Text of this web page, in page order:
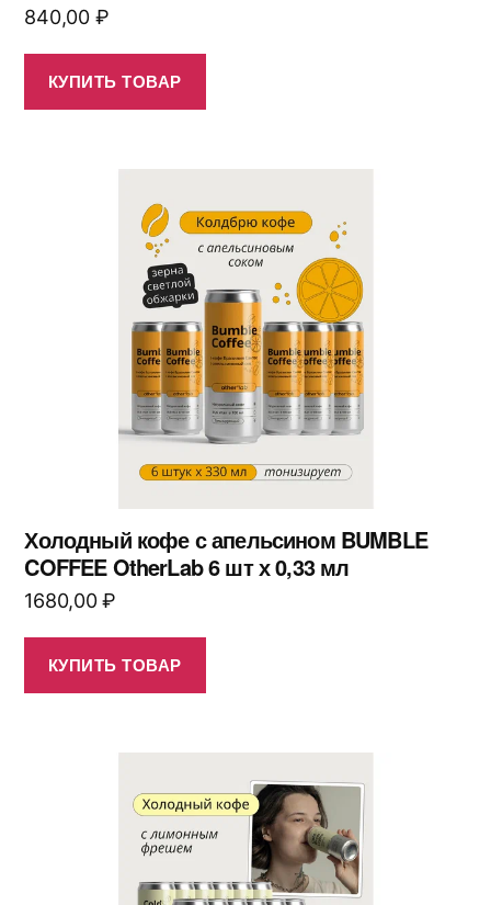
840,00 ₽
КУПИТЬ ТОВАР
Холодный кофе с апельсином BUMBLE
COFFEE OtherLab 6 шт х 0,33 мл
1680,00₽
КУПИТЬ ТОВАР